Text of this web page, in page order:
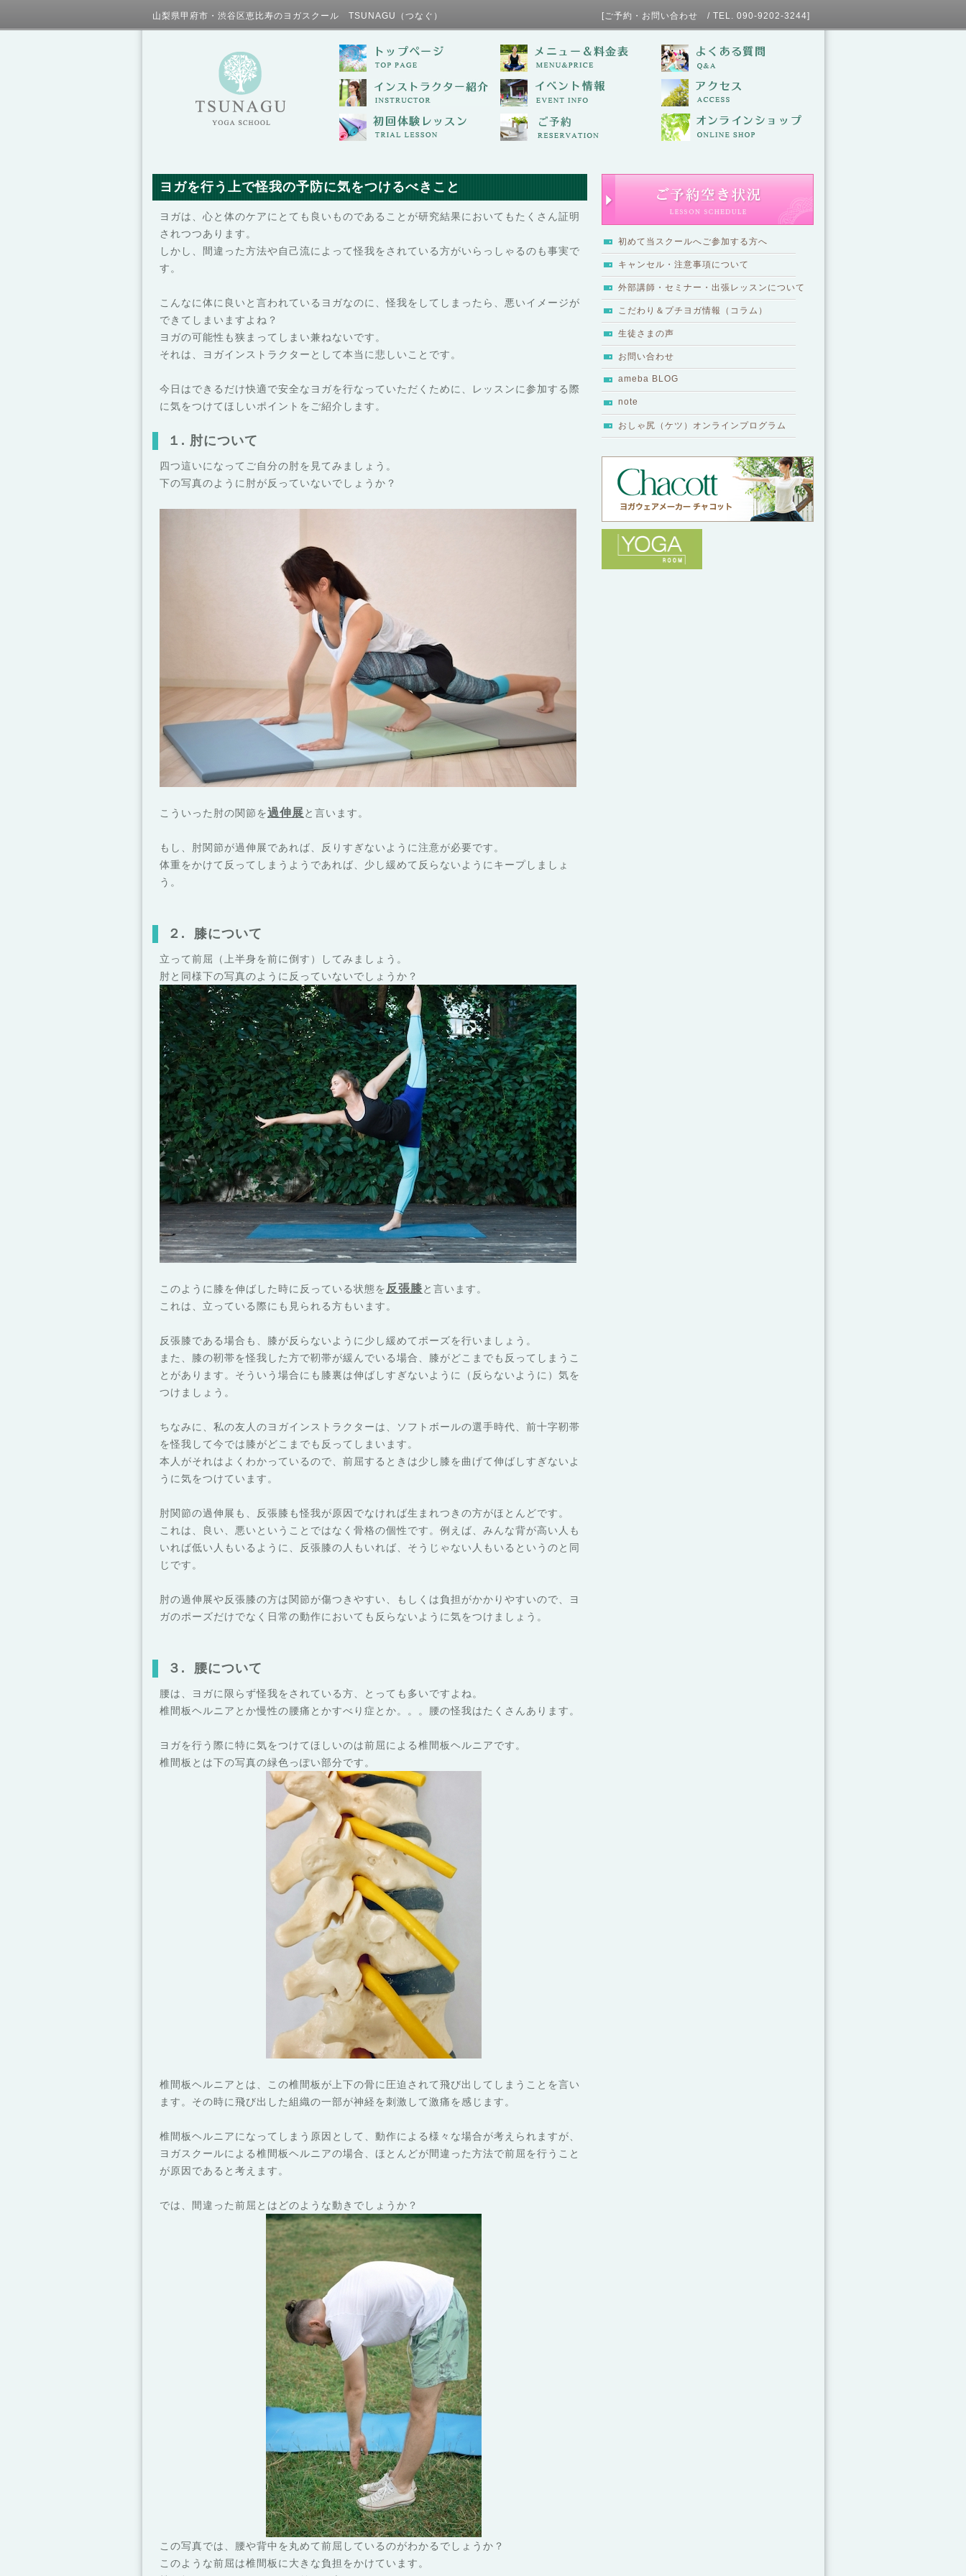
山梨県甲府市・渋谷区恵比寿のヨガスクール TSUNAGU（つなぐ） [ご予約・お問い合わせ / TEL. 090-9202-3244]
初めて当スクールへご参加する方へ
キャンセル・注意事項について
外部講師・セミナー・出張レッスンについて
こだわり＆プチヨガ情報（コラム）
生徒さまの声
お問い合わせ
ameba BLOG
note
おしゃ尻（ケツ）オンラインプログラム
ヨガを行う上で怪我の予防に気をつけるべきこと
ヨガは、心と体のケアにとても良いものであることが研究結果においてもたくさん証明
されつつあります。
しかし、間違った方法や自己流によって怪我をされている方がいらっしゃるのも事実で
す。
こんなに体に良いと言われているヨガなのに、怪我をしてしまったら、悪いイメージが
できてしまいますよね？
ヨガの可能性も狭まってしまい兼ねないです。
それは、ヨガインストラクターとして本当に悲しいことです。
今日はできるだけ快適で安全なヨガを行なっていただくために、レッスンに参加する際
に気をつけてほしいポイントをご紹介します。
１. 肘について
四つ這いになってご自分の肘を見てみましょう。
下の写真のように肘が反っていないでしょうか？
こういった肘の関節を過伸展と言います。
もし、肘関節が過伸展であれば、反りすぎないように注意が必要です。
体重をかけて反ってしまうようであれば、少し緩めて反らないようにキープしましょ
う。
２. 膝について
立って前屈（上半身を前に倒す）してみましょう。
肘と同様下の写真のように反っていないでしょうか？
このように膝を伸ばした時に反っている状態を 反張膝と言います。
これは、立っている際にも見られる方もいます。
反張膝である場合も、膝が反らないように少し緩めてポーズを行いましょう。
また、膝の靭帯を怪我した方で靭帯が緩んでいる場合、膝がどこまでも反ってしまうこ
とがあります。そういう場合にも膝裏は伸ばしすぎないように（反らないように）気を
つけましょう。
ちなみに、私の友人のヨガインストラクターは、ソフトボールの選手時代、前十字靭帯
を怪我して今では膝がどこまでも反ってしまいます。
本人がそれはよくわかっているので、前屈するときは少し膝を曲げて伸ばしすぎないよ
うに気をつけています。
肘関節の過伸展も、反張膝も怪我が原因でなければ生まれつきの方がほとんどです。
これは、良い、悪いということではなく骨格の個性です。例えば、みんな背が高い人も
いれば低い人もいるように、反張膝の人もいれば、そうじゃない人もいるというのと同
じです。
肘の過伸展や反張膝の方は関節が傷つきやすい、もしくは負担がかかりやすいので、ヨ
ガのポーズだけでなく日常の動作においても反らないように気をつけましょう。
３. 腰について
腰は、ヨガに限らず怪我をされている方、とっても多いですよね。
椎間板ヘルニアとか慢性の腰痛とかすべり症とか。。。腰の怪我はたくさんあります。
ヨガを行う際に特に気をつけてほしいのは前屈による椎間板ヘルニアです。
椎間板とは下の写真の緑色っぽい部分です。
椎間板ヘルニアとは、この椎間板が上下の骨に圧迫されて飛び出してしまうことを言い
ます。その時に飛び出した組織の一部が神経を刺激して激痛を感じます。
椎間板ヘルニアになってしまう原因として、動作による様々な場合が考えられますが、
ヨガスクールによる椎間板ヘルニアの場合、ほとんどが間違った方法で前屈を行うこと
が原因であると考えます。
では、間違った前屈とはどのような動きでしょうか？
この写真では、腰や背中を丸めて前屈しているのがわかるでしょうか？
このような前屈は椎間板に大きな負担をかけています。